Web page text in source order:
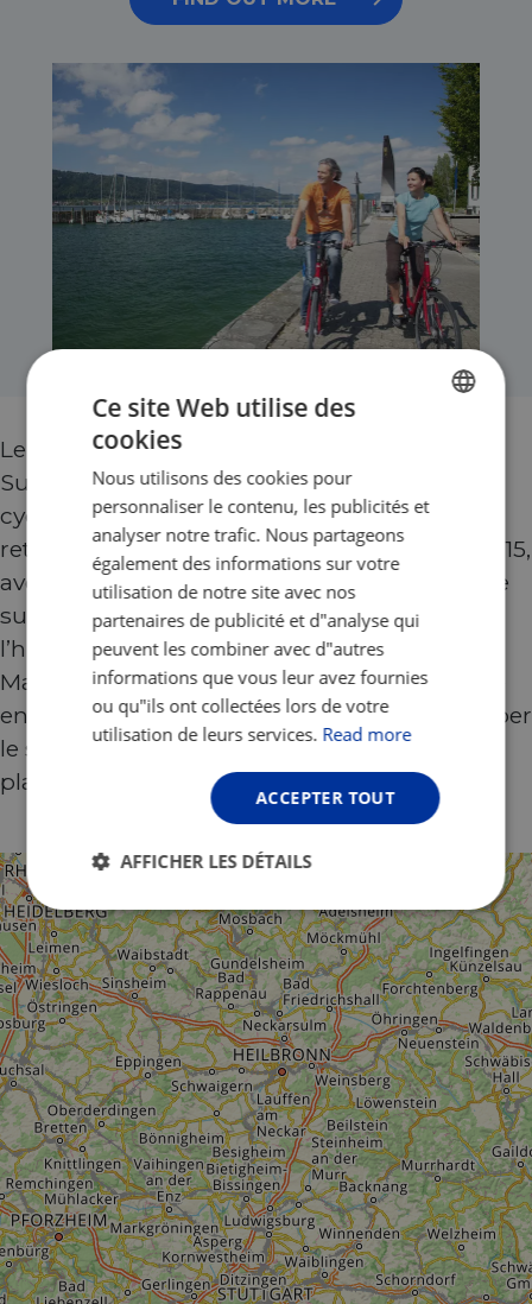
Le lac de Constance, entre l’Allemagne, la
Suisse et l’Autriche, est le paradis du
cyclotourisme ! Peu après la source du Rhin
retrouvez le Lac de Constance sur l'EuroVelo 15,
avec ses pistes cyclables bien balisées qui ne
suivent pas seulement les rives du lac:
l’historique ville de Constance, l’île fleurie de
Mainau, l’île de Reichenau… Le tout orchestré
entre vignobles et un panorama alpin à couper
le souffle. Profitez des bains thermaux et des
plages après avoir pédalé.
Ce site Web utilise des
cookies
Nous utilisons des cookies pour
personnaliser le contenu, les publicités et
analyser notre trafic. Nous partageons
également des informations sur votre
utilisation de notre site avec nos
partenaires de publicité et d"analyse qui
peuvent les combiner avec d"autres
informations que vous leur avez fournies
ou qu"ils ont collectées lors de votre
utilisation de leurs services. Read more
ACCEPTER TOUT
AFFICHER LES DÉTAILS
Strictement
nécessaires
Performance Ciblage
Fonctionnalité Non classifiés
Strictement nécessaires
Performance
Ciblage
Fonctionnalité Non classifiés
Les cookies strictement nécessaires habilitent des
fonctionnalités de base du site Web telles que la